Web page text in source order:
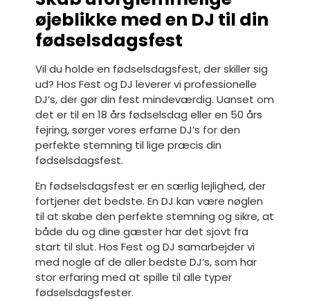
øjeblikke med en DJ til din
fødselsdagsfest
Vil du holde en fødselsdagsfest, der skiller sig
ud? Hos Fest og DJ leverer vi professionelle
DJ’s, der gør din fest mindeværdig. Uanset om
det er til en 18 års fødselsdag eller en 50 års
fejring, sørger vores erfarne DJ’s for den
perfekte stemning til lige præcis din
fødselsdagsfest.
En fødselsdagsfest er en særlig lejlighed, der
fortjener det bedste. En DJ kan være nøglen
til at skabe den perfekte stemning og sikre, at
både du og dine gæster har det sjovt fra
start til slut. Hos Fest og DJ samarbejder vi
med nogle af de aller bedste DJ’s, som har
stor erfaring med at spille til alle typer
fødselsdagsfester.